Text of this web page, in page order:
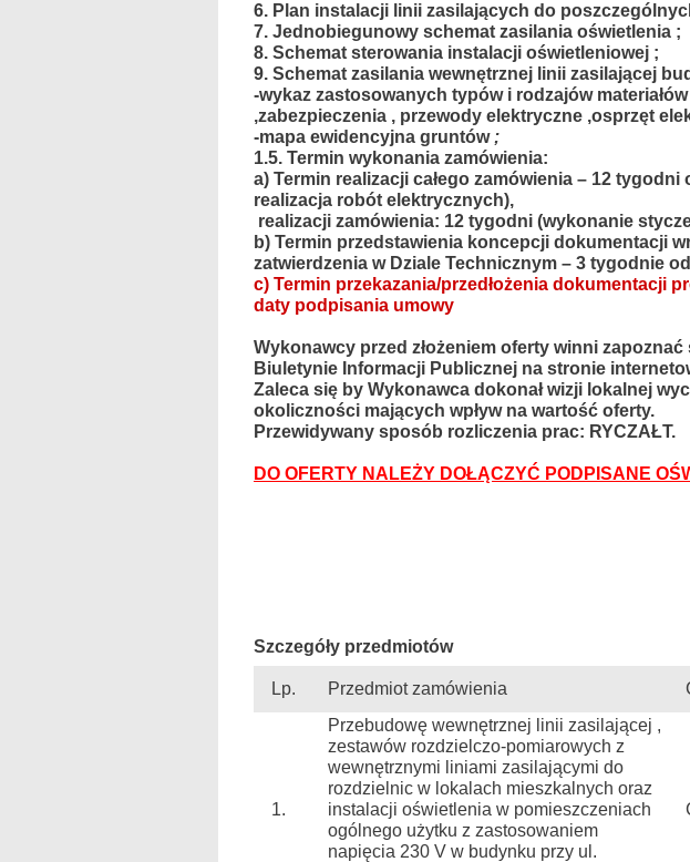
6. Plan instalacji linii zasilających do
7. Jednobiegunowy schemat zasilania oświetlenia ;
8. Schemat sterowania instalacji oświetleniowej ;
9. Schemat zasilania wewnętrznej linii zasilającej
-wykaz zastosowanych typów i rodzajów
,zabezpieczenia , przewody elektryczne ,osprzęt
-mapa ewidencyjna gruntów;
1.5. Termin wykonania zamówienia:
a) Termin realizacji całego zamówienia – 12
realizacja robót elektrycznych),
realizacji zamówienia: 12 tygodni (wykonanie
b) Termin przedstawienia koncepcji dokumentacji
zatwierdzenia w Dziale Technicznym – 3 tygodnie
c) Termin przekazania/przedłożenia dokumentacji
daty podpisania umowy
Wykonawcy przed złożeniem oferty winni
Biuletynie Informacji Publicznej na stronie
Zaleca się by Wykonawca dokonał wizji lokalnej
okoliczności mających wpływ na wartość oferty.
Przewidywany sposób rozliczenia prac: RYCZAŁT.
DO OFERTY NALEŻY DOŁĄCZYĆ PODPISANE
Szczegóły przedmiotów
Lp. Przedmiot zamówienia
1.
Przebudowę wewnętrznej linii zasilającej ,
zestawów rozdzielczo-pomiarowych z
wewnętrznymi liniami zasilającymi do
rozdzielnic w lokalach mieszkalnych oraz
instalacji oświetlenia w pomieszczeniach
ogólnego użytku z zastosowaniem
napięcia 230 V w budynku przy ul.